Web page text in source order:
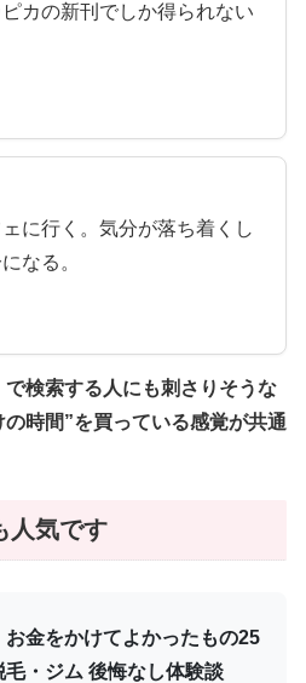
カの新刊でしか得られない
に行く。気分が落ち着くし
なる。
検索する人にも刺さりそうな
時間”を買っている感覚が共通
人気です
お金をかけてよかったもの25
・ジム 後悔なし体験談